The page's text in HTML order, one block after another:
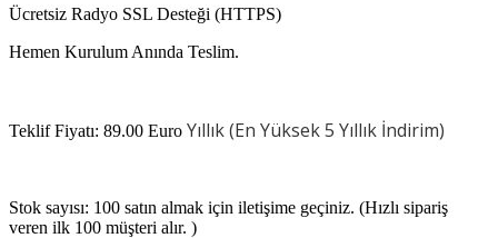
Ücretsiz Radyo SSL Desteği (HTTPS)
Hemen Kurulum Anında Teslim.
Teklif Fiyatı: 89.00 Euro Yıllık (En Yüksek 5 Yıllık İndirim)
Stok sayısı: 100 satın almak için iletişime geçiniz. (Hızlı sipariş
veren ilk 100 müşteri alır. )